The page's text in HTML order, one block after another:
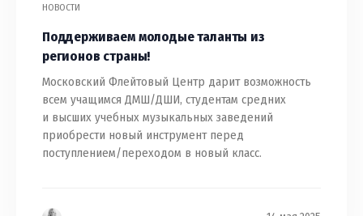
НОВОСТИ
Поддерживаем молодые таланты из
регионов страны!
Московский Флейтовый Центр дарит возможность
всем учащимся ДМШ/ДШИ, студентам средних
и высших учебных музыкальных заведений
приобрести новый инструмент перед
поступлением/переходом в новый класс.